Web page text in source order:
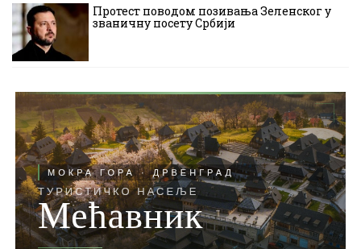
Протест поводом позивања Зеленског у
званичну посету Србији